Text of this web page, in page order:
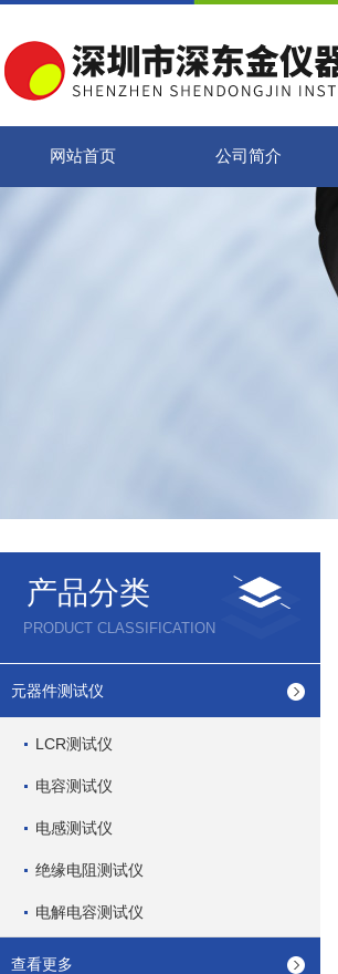
网站首页 公司简介
产品分类
PRODUCT CLASSIFICATION
元器件测试仪
LCR测试仪
电容测试仪
电感测试仪
绝缘电阻测试仪
电解电容测试仪
查看更多